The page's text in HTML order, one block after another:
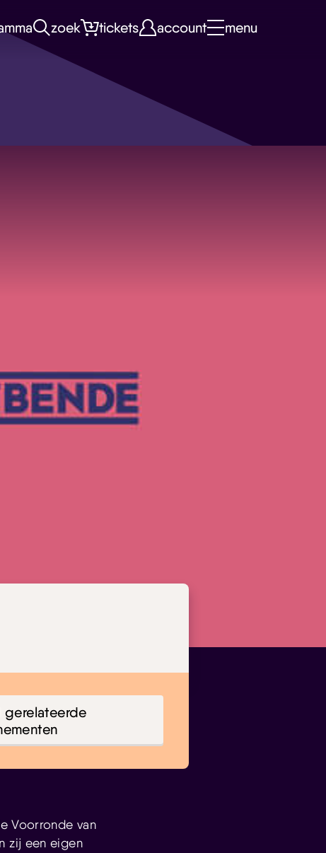
zoek tickets account menu
gerelateerde
Voorronde van
zij een eigen